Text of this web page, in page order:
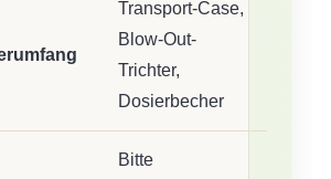
Transport-Case,
Blow-Out-
Trichter,
Dosierbecher
Bitte